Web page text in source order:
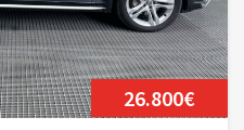
26.800€